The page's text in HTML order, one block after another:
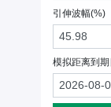
引伸波幅(%)
模拟距离到期